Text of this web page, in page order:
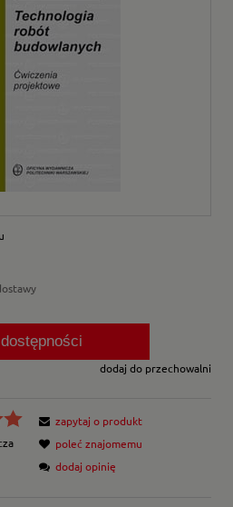
dodaj do przechowalni
zapytaj o produkt
poleć znajomemu
dodaj opinię